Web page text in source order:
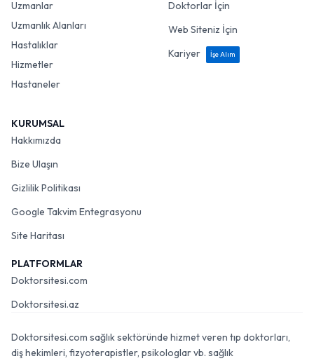
Uzmanlar
Uzmanlık Alanları
Hastalıklar
Hizmetler
Hastaneler
Doktorlar İçin
Web Siteniz İçin
Kariyer
İşe Alım
KURUMSAL
Hakkımızda
Bize Ulaşın
Gizlilik Politikası
Google Takvim Entegrasyonu
Site Haritası
PLATFORMLAR
Doktorsitesi.com
Doktorsitesi.az
Doktorsitesi.com sağlık sektöründe hizmet veren tıp doktorları,
diş hekimleri, fizyoterapistler, psikologlar vb. sağlık